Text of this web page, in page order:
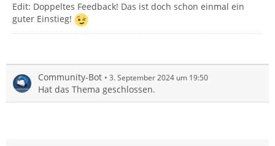
Edit: Doppeltes Feedback! Das ist doch schon einmal ein
guter Einstieg!
Community-Bot 3. September 2024 um 19:50
Hat das Thema geschlossen.